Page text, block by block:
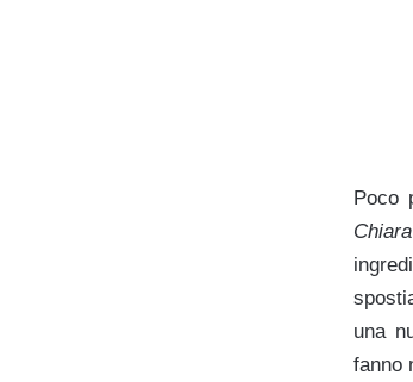
Poco
una
fanno